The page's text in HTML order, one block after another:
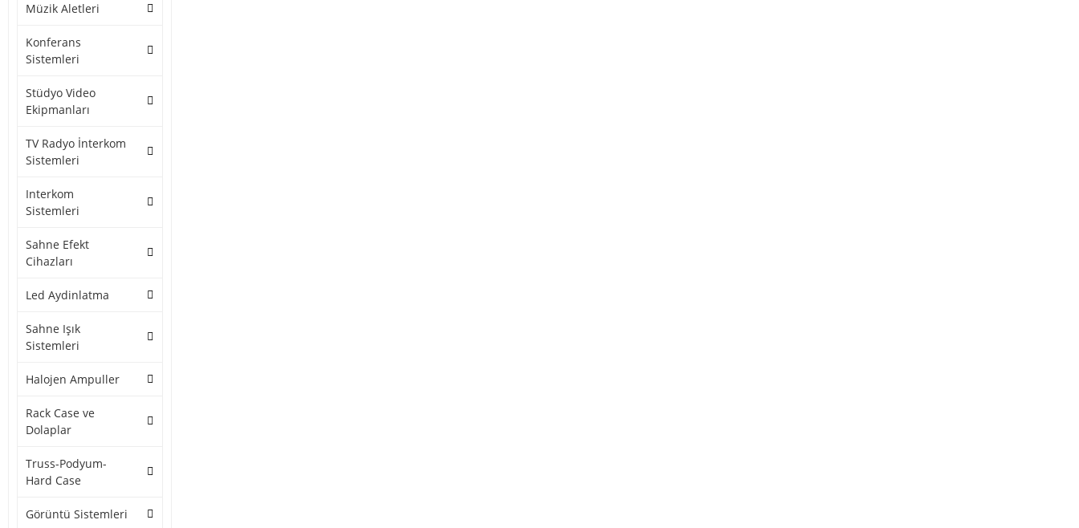
Müzik Aletleri
Konferans
Sistemleri
Stüdyo Video
Ekipmanları
TV Radyo İnterkom
Sistemleri
Interkom
Sistemleri
Sahne Efekt
Cihazları
Led Aydinlatma
Sahne Işık
Sistemleri
Halojen Ampuller
Rack Case ve
Dolaplar
Truss-Podyum-
Hard Case
Görüntü Sistemleri